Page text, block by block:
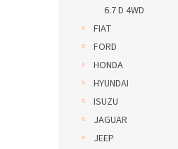
6.7 D 4WD
FIAT
FORD
HONDA
HYUNDAI
ISUZU
JAGUAR
JEEP